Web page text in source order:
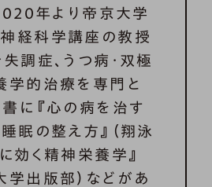
年より帝京大学
経科学講座の教授
失調症、うつ病・双極
学的治療を専門と
書に『心の病を治す
睡眠の整え方』（翔泳
効く精神栄養学』
学出版部）などがあ